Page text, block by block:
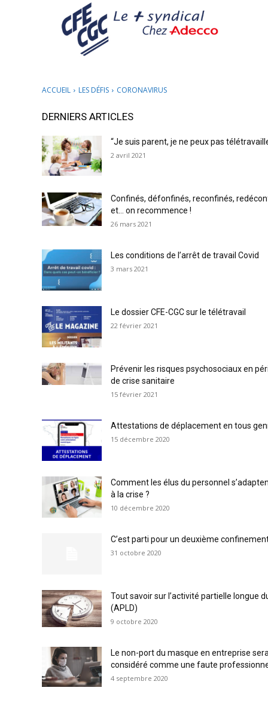
ACCUEIL LES DÉFIS CORONAVIRUS
DERNIERS ARTICLES
“Je suis parent, je ne peux pas
2 avril 2021
Confinés, défonfinés, reconfinés,
et… on recommence !
26 mars 2021
Les conditions de l’arrêt de travail Covid
3 mars 2021
Le dossier CFE-CGC sur le télétravail
22 février 2021
Prévenir les risques psychosociaux en
de crise sanitaire
15 février 2021
Attestations de déplacement en tous
15 décembre 2020
Comment les élus du personnel
à la crise ?
10 décembre 2020
C’est parti pour un deuxième
31 octobre 2020
Tout savoir sur l’activité partielle longue
(APLD)
9 octobre 2020
Le non-port du masque en entreprise
considéré comme une faute
4 septembre 2020